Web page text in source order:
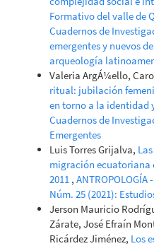
Formativo del valle de
Cuadernos de
emergentes y nuevos
arqueología
Valeria ArgÁ¼ello,
ritual: jubilación
en torno a la identidad
Cuadernos de
Emergentes
Luis Torres Grijalva,
migración ecuatoriana
2011 ,
Núm. 25 (2021):
Jerson Mauricio
Zárate, José Efraín
Ricárdez Jiménez, Los